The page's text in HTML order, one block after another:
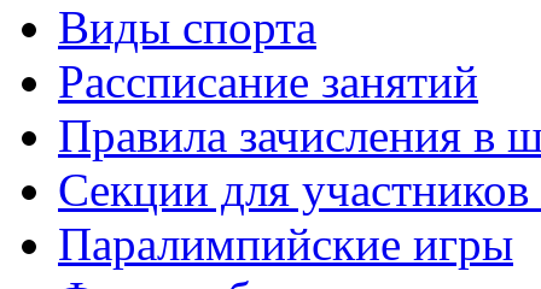
Виды спорта
Рассписание занятий
Правила зачисления в
Секции для
Паралимпийские игры